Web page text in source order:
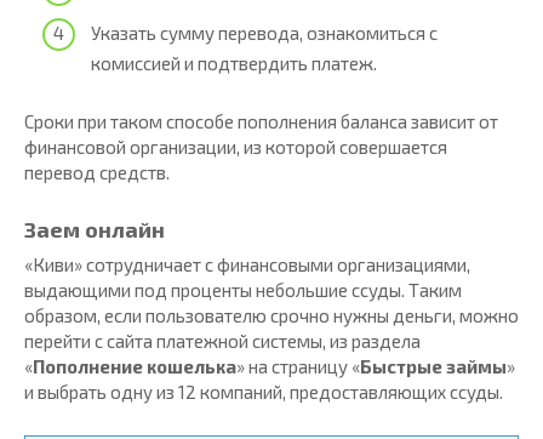
Указать сумму перевода, ознакомиться с
комиссией и подтвердить платеж.
Сроки при таком способе пополнения баланса зависит от
финансовой организации, из которой совершается
перевод средств.
Заем онлайн
«Киви» сотрудничает с финансовыми организациями,
выдающими под проценты небольшие ссуды. Таким
образом, если пользователю срочно нужны деньги, можно
перейти с сайта платежной системы, из раздела
«Пополнение кошелька» на страницу «Быстрые займы»
и выбрать одну из 12 компаний, предоставляющих ссуды.